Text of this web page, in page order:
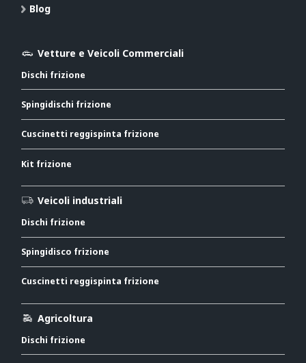
Blog
Vetture e Veicoli Commerciali
Dischi frizione
Spingidischi frizione
Cuscinetti reggispinta frizione
Kit frizione
Veicoli industriali
Dischi frizione
Spingidisco frizione
Cuscinetti reggispinta frizione
Agricoltura
Dischi frizione